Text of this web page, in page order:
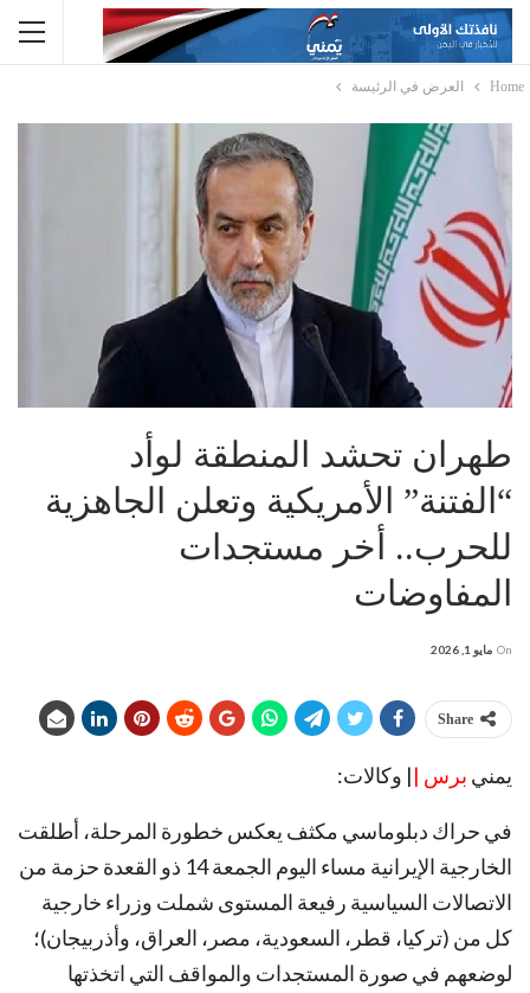
Home العرض في الرئيسة
طهران تحشد المنطقة لوأد
“الفتنة” الأمريكية وتعلن الجاهزية
للحرب.. أخر مستجدات
المفاوضات
On مايو 1, 2026
Share
يمني برس || وكالات:
في حراك دبلوماسي مكثف يعكس خطورة المرحلة، أطلقت
الخارجية الإيرانية مساء اليوم الجمعة 14 ذو القعدة حزمة من
الاتصالات السياسية رفيعة المستوى شملت وزراء خارجية
كل من (تركيا، قطر، السعودية، مصر، العراق، وأذربيجان)؛
لوضعهم في صورة المستجدات والمواقف التي اتخذتها